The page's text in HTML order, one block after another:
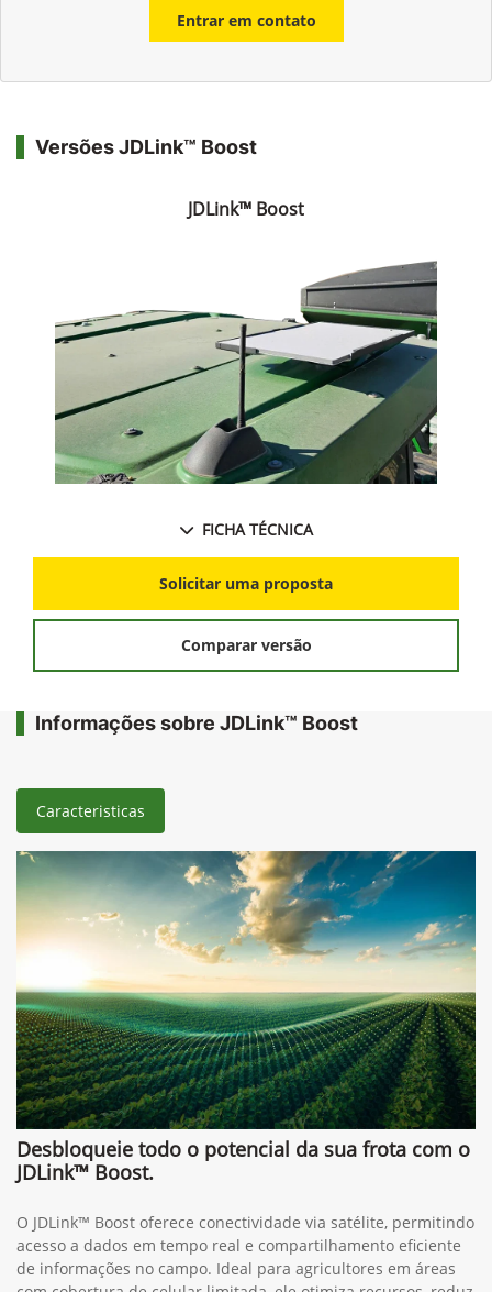
Entrar em contato
Versões JDLink™ Boost
JDLink™ Boost
FICHA TÉCNICA
Solicitar uma proposta
Comparar versão
Informações sobre JDLink™ Boost
Caracteristicas
Desbloqueie todo o potencial da sua frota com o
JDLink™ Boost.
O JDLink™ Boost oferece conectividade via satélite, permitindo
acesso a dados em tempo real e compartilhamento eficiente
de informações no campo. Ideal para agricultores em áreas